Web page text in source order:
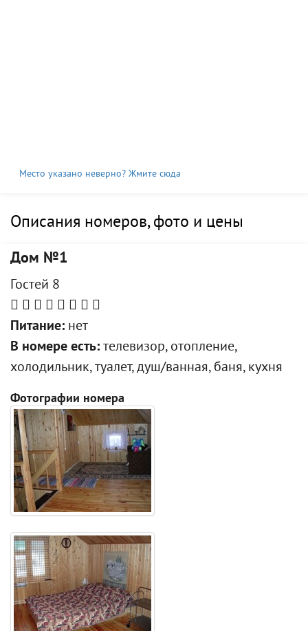
Место указано неверно? Жмите сюда
Описания номеров, фото и цены
Дом №1
Гостей 8
Питание: нет
В номере есть: телевизор, отопление,
холодильник, туалет, душ/ванная, баня, кухня
Фотографии номера